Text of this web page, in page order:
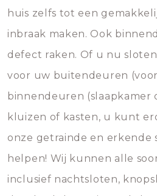
huis zelfs tot een
inbraak maken. Ook
defect raken. Of u nu
voor uw buitendeuren
binnendeuren (slaapkamer
kluizen of kasten, u kunt
onze getrainde en erkende
helpen! Wij kunnen alle
inclusief nachtsloten,